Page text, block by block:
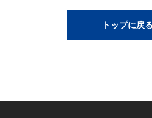
トップに戻る